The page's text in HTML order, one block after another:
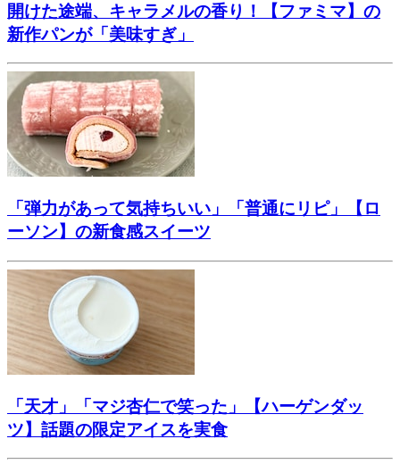
開けた途端、キャラメルの香り！【ファミマ】の
新作パンが「美味すぎ」
「弾力があって気持ちいい」「普通にリピ」【ロ
ーソン】の新食感スイーツ
「天才」「マジ杏仁で笑った」【ハーゲンダッ
ツ】話題の限定アイスを実食